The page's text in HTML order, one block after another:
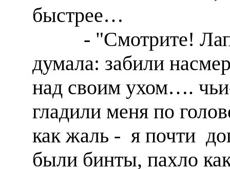
быстрее…
- "Смотрите!
думала: забили
над своим ухом….
гладили меня по
как жаль - я почти
были бинты, пахло